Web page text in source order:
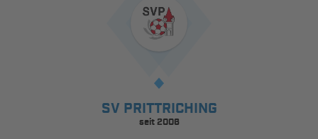
SV PRITTRICHING
seit 2006